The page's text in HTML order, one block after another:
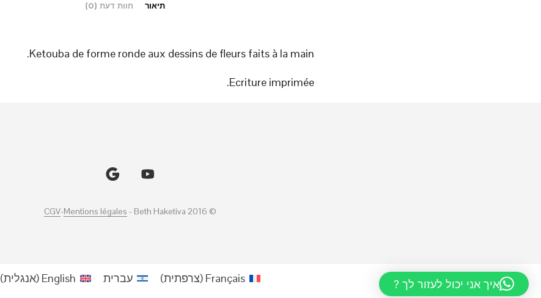
תיאור חוות דעת (0)
Ketouba de forme ronde aux dessins de fleurs faits à la main.
Ecriture imprimée.
© Beth Haketiva 2016 -
Mentions légales
-
CGV
איך אני יכול לעזור לך ? Français
(צרפתית) עברית English
(אנגלית)